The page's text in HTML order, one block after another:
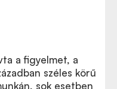
a figyelmet, a
széles körű
sok esetben